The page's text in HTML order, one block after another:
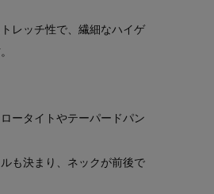
レッチ性で、繊細なハイゲ
ータイトやテーパードパン
も決まり、ネックが前後で